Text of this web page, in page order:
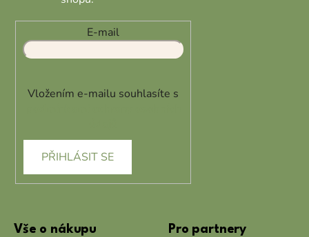
E-mail
Vložením e-mailu souhlasíte s
PŘIHLÁSIT SE
Vše o nákupu Pro partnery